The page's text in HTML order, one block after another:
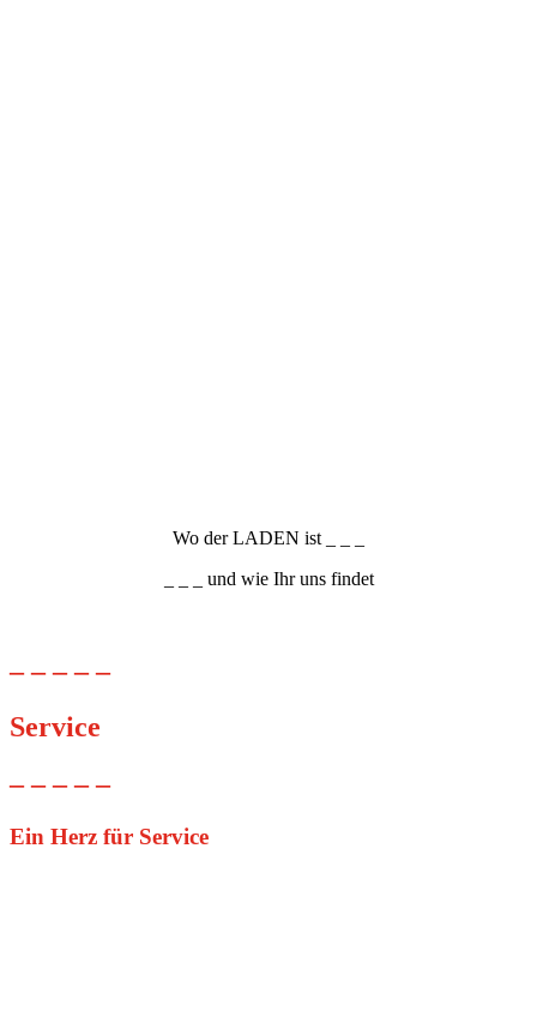
Wo der LADEN ist _ _ _
_ _ _ und wie Ihr uns findet
– – – – –
Service
– – – – –
Ein Herz für Service